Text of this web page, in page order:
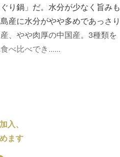
り鍋」だ。水分が少なく旨みも
産に水分がやや多めであっさり
、やや肉厚の中国産。3種類を
べ比べでき......
入、
ます